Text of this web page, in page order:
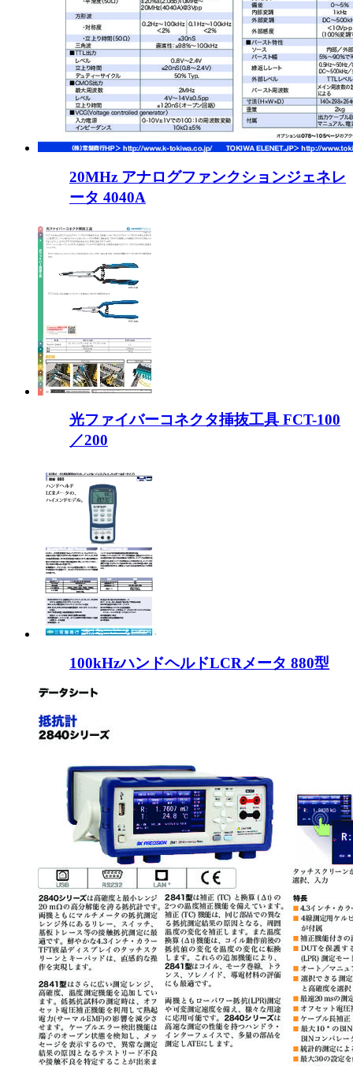
20MHz アナログファンクションジェネレ
ータ 4040A
光ファイバーコネクタ挿抜工具 FCT-100
／200
100kHzハンドヘルドLCRメータ 880型